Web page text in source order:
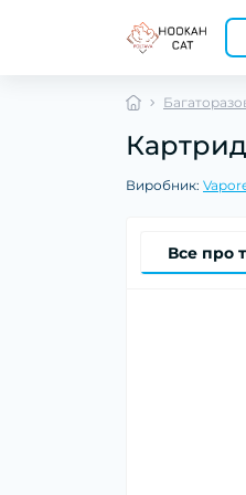
Виробник:
Все про